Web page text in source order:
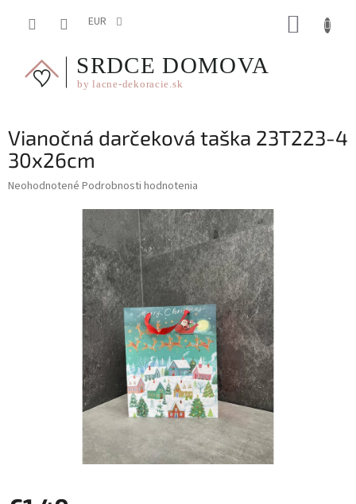
EUR
Vianočná darčeková taška 23T223-4
30x26cm
Priemerné
Neohodnotené Podrobnosti hodnotenia